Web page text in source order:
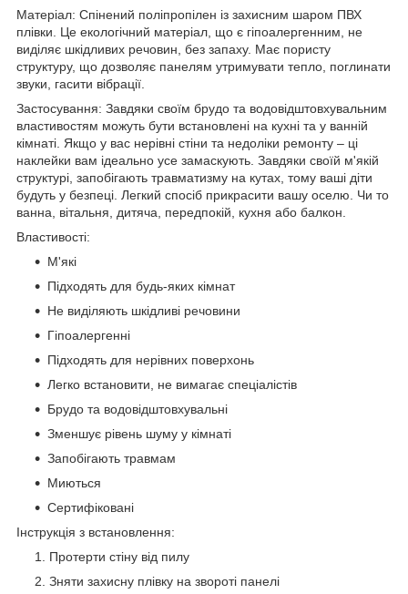
Матеріал: Спінений поліпропілен із захисним шаром ПВХ
плівки. Це екологічний матеріал, що є гіпоалергенним, не
виділяє шкідливих речовин, без запаху. Має пористу
структуру, що дозволяє панелям утримувати тепло, поглинати
звуки, гасити вібрації.
Застосування: Завдяки своїм брудо та водовідштовхувальним
властивостям можуть бути встановлені на кухні та у ванній
кімнаті. Якщо у вас нерівні стіни та недоліки ремонту – ці
наклейки вам ідеально усе замаскують. Завдяки своїй м'якій
структурі, запобігають травматизму на кутах, тому ваші діти
будуть у безпеці. Легкий спосіб прикрасити вашу оселю. Чи то
ванна, вітальня, дитяча, передпокій, кухня або балкон.
Властивості:
М'які
Підходять для будь-яких кімнат
Не виділяють шкідливі речовини
Гіпоалергенні
Підходять для нерівних поверхонь
Легко встановити, не вимагає спеціалістів
Брудо та водовідштовхувальні
Зменшує рівень шуму у кімнаті
Запобігають травмам
Миються
Сертифіковані
​Інструкція з встановлення:
Протерти стіну від пилу
Зняти захисну плівку на звороті панелі